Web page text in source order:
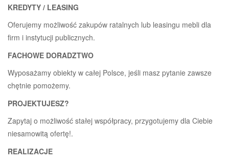
KREDYTY / LEASING
Oferujemy możliwość zakupów ratalnych lub leasingu mebli dla
firm i instytucji publicznych.
FACHOWE DORADZTWO
Wyposażamy obiekty w całej Polsce, jeśli masz pytanie zawsze
chętnie pomożemy.
PROJEKTUJESZ?
Zapytaj o możliwość stałej współpracy, przygotujemy dla Ciebie
niesamowitą ofertę!.
REALIZACJE